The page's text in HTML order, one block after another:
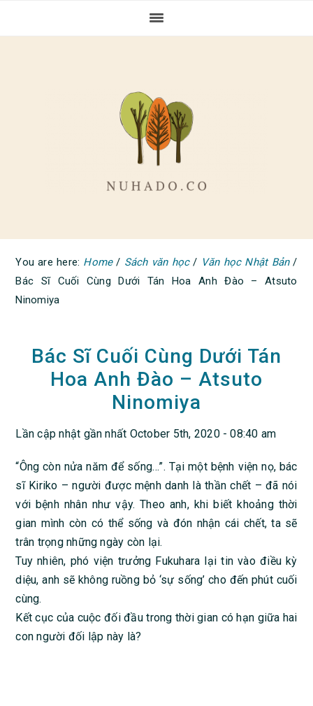
You are here: Home / Sách văn học / Văn học Nhật Bản /
Bác Sĩ Cuối Cùng Dưới Tán Hoa Anh Đào – Atsuto
Ninomiya
Bác Sĩ Cuối Cùng Dưới Tán
Hoa Anh Đào – Atsuto
Ninomiya
Lần cập nhật gần nhất October 5th, 2020 - 08:40 am
“Ông còn nửa năm để sống…”. Tại một bệnh viện nọ, bác
sĩ Kiriko – người được mệnh danh là thần chết – đã nói
với bệnh nhân như vậy. Theo anh, khi biết khoảng thời
gian mình còn có thể sống và đón nhận cái chết, ta sẽ
trân trọng những ngày còn lại.
Tuy nhiên, phó viện trưởng Fukuhara lại tin vào điều kỳ
diệu, anh sẽ không ruồng bỏ ‘sự sống’ cho đến phút cuối
cùng.
Kết cục của cuộc đối đầu trong thời gian có hạn giữa hai
con người đối lập này là?